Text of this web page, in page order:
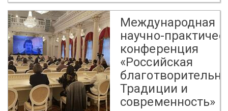
Международная
научно-
конференция
«Российская
Традиции и
современность»